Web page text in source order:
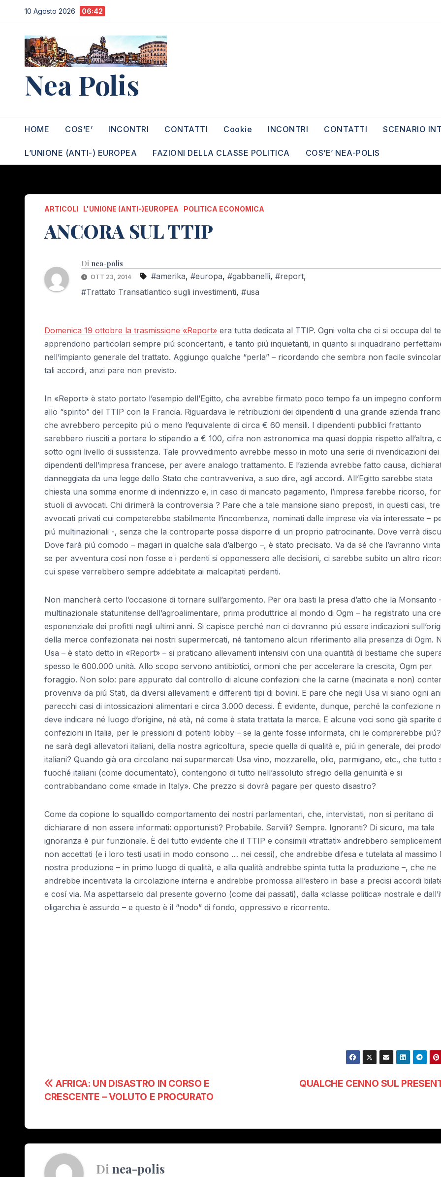
al
contenuto
10 Agosto 2026 06:42
Nea Polis
HOME COS’E’ INCONTRI CONTATTI Cookie INCONTRI CONTATTI SCENARIO
L’UNIONE (ANTI-) EUROPEA FAZIONI DELLA CLASSE POLITICA COS’E’ NEA-POLIS
ARTICOLI L'UNIONE (ANTI-)EUROPEA POLITICA ECONOMICA
ANCORA SUL TTIP
Di nea-polis
OTT 23, 2014 #amerika, #europa, #gabbanelli, #report,
#Trattato Transatlantico sugli investimenti, #usa
Domenica 19 ottobre la trasmissione «Report» era tutta dedicata al TTIP. Ogni volta che ci si occupa del
apprendono particolari sempre piú sconcertanti, e tanto piú inquietanti, in quanto si inquadrano
nell’impianto generale del trattato. Aggiungo qualche “perla” – ricordando che sembra non facile
tali accordi, anzi pare non previsto.
In «Report» è stato portato l’esempio dell’Egitto, che avrebbe firmato poco tempo fa un impegno
allo “spirito” del TTIP con la Francia. Riguardava le retribuzioni dei dipendenti di una grande azienda
che avrebbero percepito piú o meno l’equivalente di circa € 60 mensili. I dipendenti pubblici frattanto
sarebbero riusciti a portare lo stipendio a € 100, cifra non astronomica ma quasi doppia rispetto all’altra,
sotto ogni livello di sussistenza. Tale provvedimento avrebbe messo in moto una serie di rivendicazioni dei
dipendenti dell’impresa francese, per avere analogo trattamento. E l’azienda avrebbe fatto causa,
danneggiata da una legge dello Stato che contravveniva, a suo dire, agli accordi. All’Egitto sarebbe stata
chiesta una somma enorme di indennizzo e, in caso di mancato pagamento, l’impresa farebbe ricorso,
stuoli di avvocati. Chi dirimerà la controversia ? Pare che a tale mansione siano preposti, in questi casi, tre
avvocati privati cui competerebbe stabilmente l’incombenza, nominati dalle imprese via via interessate –
piú multinazionali -, senza che la controparte possa disporre di un proprio patrocinante. Dove verrà
Dove farà piú comodo – magari in qualche sala d’albergo –, è stato precisato. Va da sé che l’avranno
se per avventura cosí non fosse e i perdenti si opponessero alle decisioni, ci sarebbe subito un altro
cui spese verrebbero sempre addebitate ai malcapitati perdenti.
Non mancherà certo l’occasione di tornare sull’argomento. Per ora basti la presa d’atto che la Monsanto
multinazionale statunitense dell’agroalimentare, prima produttrice al mondo di Ogm – ha registrato una
esponenziale dei profitti negli ultimi anni. Si capisce perché non ci dovranno piú essere indicazioni
della merce confezionata nei nostri supermercati, né tantomeno alcun riferimento alla presenza di Ogm.
Usa – è stato detto in «Report» – si praticano allevamenti intensivi con una quantità di bestiame che
spesso le 600.000 unità. Allo scopo servono antibiotici, ormoni che per accelerare la crescita, Ogm per
foraggio. Non solo: pare appurato dal controllo di alcune confezioni che la carne (macinata e non)
proveniva da piú Stati, da diversi allevamenti e differenti tipi di bovini. E pare che negli Usa vi siano ogni
parecchi casi di intossicazioni alimentari e circa 3.000 decessi. È evidente, dunque, perché la confezione
deve indicare né luogo d’origine, né età, né come è stata trattata la merce. E alcune voci sono già sparite
confezioni in Italia, per le pressioni di potenti lobby – se la gente fosse informata, chi le comprerebbe
ne sarà degli allevatori italiani, della nostra agricoltura, specie quella di qualità e, piú in generale, dei
italiani? Quando già ora circolano nei supermercati Usa vino, mozzarelle, olio, parmigiano, etc., che tutto
fuoché italiani (come documentato), contengono di tutto nell’assoluto sfregio della genuinità e si
contrabbandano come «made in Italy». Che prezzo si dovrà pagare per questo disastro?
Come da copione lo squallido comportamento dei nostri parlamentari, che, intervistati, non si peritano di
dichiarare di non essere informati: opportunisti? Probabile. Servili? Sempre. Ignoranti? Di sicuro, ma tale
ignoranza è pur funzionale. È del tutto evidente che il TTIP e consimili «trattati» andrebbero
non accettati (e i loro testi usati in modo consono … nei cessi), che andrebbe difesa e tutelata al massimo
nostra produzione – in primo luogo di qualità, e alla qualità andrebbe spinta tutta la produzione –, che ne
andrebbe incentivata la circolazione interna e andrebbe promossa all’estero in base a precisi accordi
e cosí via. Ma aspettarselo dal presente governo (come dai passati), dalla «classe politica» nostrale e
oligarchia è assurdo – e questo è il “nodo” di fondo, oppressivo e ricorrente.
Navigazione
articoli
QUALCHE CENNO SUL
AFRICA: UN DISASTRO IN CORSO E
CRESCENTE – VOLUTO E PROCURATO
Di nea-polis